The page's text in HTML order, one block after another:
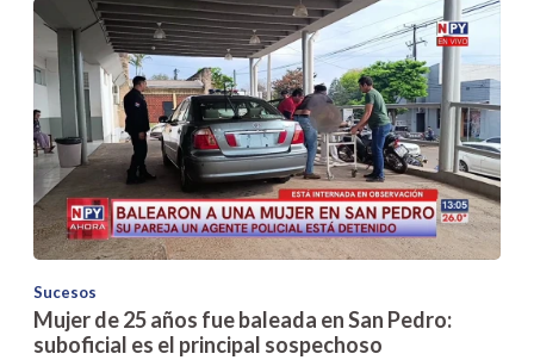
Sucesos
Mujer de 25 años fue baleada en San Pedro:
suboficial es el principal sospechoso